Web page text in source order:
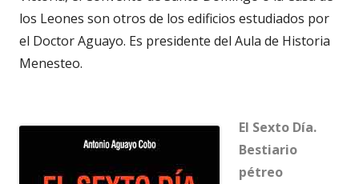
los Leones son otros de los edificios estudiados por
el Doctor Aguayo. Es presidente del Aula de Historia
Menesteo.
El Sexto Día.
Bestiario
pétreo